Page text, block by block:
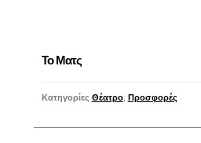
Το Ματς
Κατηγορίες Θέατρο, Προσφορές